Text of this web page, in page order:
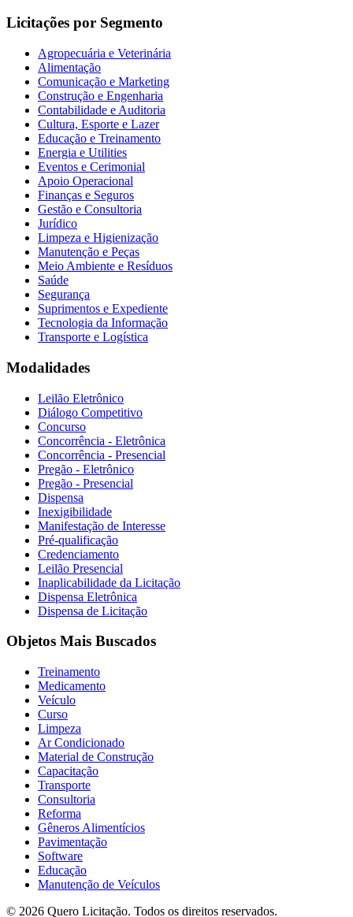
Licitações por Segmento
Agropecuária e Veterinária
Alimentação
Comunicação e Marketing
Construção e Engenharia
Contabilidade e Auditoria
Cultura, Esporte e Lazer
Educação e Treinamento
Energia e Utilities
Eventos e Cerimonial
Apoio Operacional
Finanças e Seguros
Gestão e Consultoria
Jurídico
Limpeza e Higienização
Manutenção e Peças
Meio Ambiente e Resíduos
Saúde
Segurança
Suprimentos e Expediente
Tecnologia da Informação
Transporte e Logística
Modalidades
Leilão Eletrônico
Diálogo Competitivo
Concurso
Concorrência - Eletrônica
Concorrência - Presencial
Pregão - Eletrônico
Pregão - Presencial
Dispensa
Inexigibilidade
Manifestação de Interesse
Pré-qualificação
Credenciamento
Leilão Presencial
Inaplicabilidade da Licitação
Dispensa Eletrônica
Dispensa de Licitação
Objetos Mais Buscados
Treinamento
Medicamento
Veículo
Curso
Limpeza
Ar Condicionado
Material de Construção
Capacitação
Transporte
Consultoria
Reforma
Gêneros Alimentícios
Pavimentação
Software
Educação
Manutenção de Veículos
© 2026 Quero Licitação. Todos os direitos reservados.